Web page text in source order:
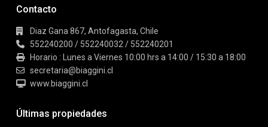
Contacto
Diaz Gana 867, Antofagasta, Chile
552240200 / 552240032 / 552240201
Horario : Lunes a Viernes 10:00 hrs a 14:00 / 15:30 a 18:00
secretaria@biaggini.cl
www.biaggini.cl
Últimas propiedades